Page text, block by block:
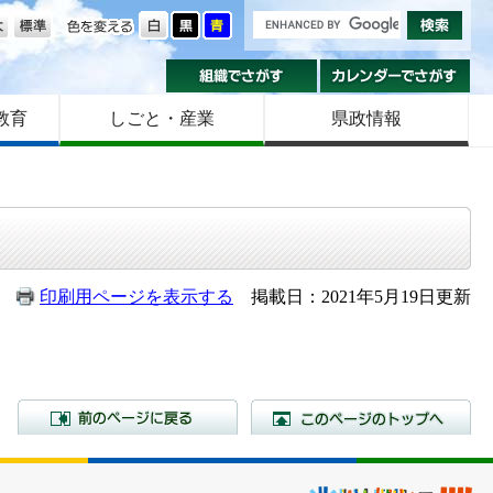
色を変える
大きさ
組織でさがす
育 しごと・産業 県政情報
印刷用ページを表示する 掲載日：2021年5月19日更新
前のページに戻る